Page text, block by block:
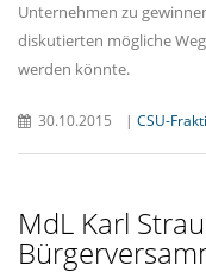
Unternehmen zu
diskutierten mögliche
werden könnte.
30.10.2015 | CSU-
MdL Karl